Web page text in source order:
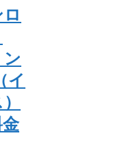
ン
イ